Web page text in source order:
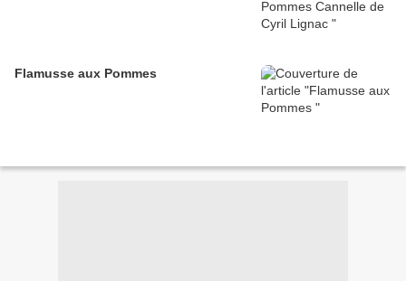
Flamusse aux Pommes